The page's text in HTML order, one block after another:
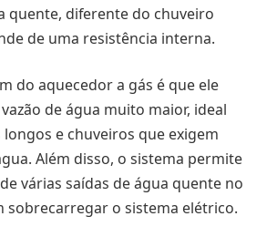
quente, diferente do chuveiro
de uma resistência interna.
do aquecedor a gás é que ele
de água muito maior, ideal
e chuveiros que exigem
Além disso, o sistema permite
várias saídas de água quente no
sobrecarregar o sistema elétrico.